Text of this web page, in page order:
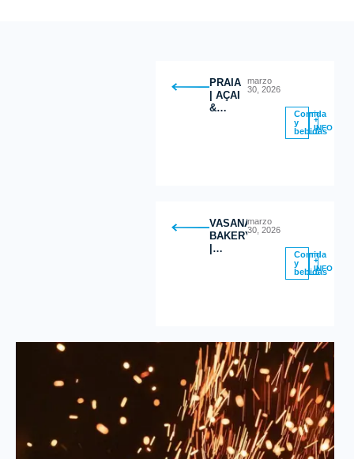
PRAIA
| AÇAI
&
marzo
30, 2026
Comida
y
bebidas
+
INFO
VASANA
BAKERY
marzo
30, 2026
Comida
y
bebidas
+
INFO